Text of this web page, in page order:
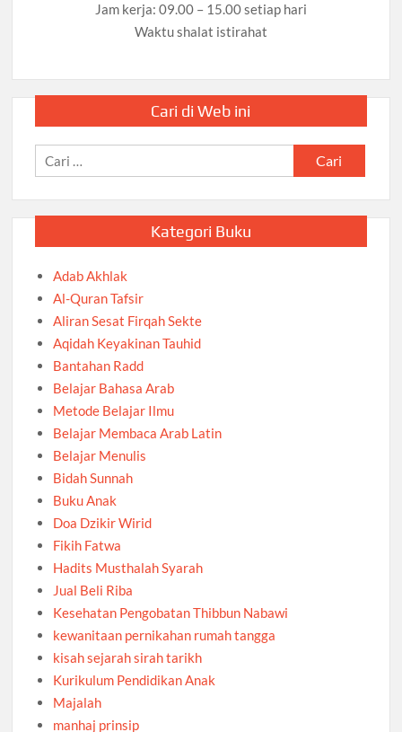
Jam kerja: 09.00 – 15.00 setiap hari
Waktu shalat istirahat
Cari di Web ini
Cari
untuk:
Kategori Buku
Adab Akhlak
Al-Quran Tafsir
Aliran Sesat Firqah Sekte
Aqidah Keyakinan Tauhid
Bantahan Radd
Belajar Bahasa Arab
Metode Belajar Ilmu
Belajar Membaca Arab Latin
Belajar Menulis
Bidah Sunnah
Buku Anak
Doa Dzikir Wirid
Fikih Fatwa
Hadits Musthalah Syarah
Jual Beli Riba
Kesehatan Pengobatan Thibbun Nabawi
kewanitaan pernikahan rumah tangga
kisah sejarah sirah tarikh
Kurikulum Pendidikan Anak
Majalah
manhaj prinsip